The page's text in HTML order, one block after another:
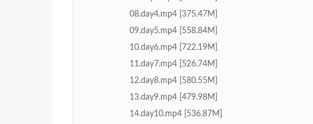
08.day4.mp4 [375.47M]
09.day5.mp4 [558.84M]
10.day6.mp4 [722.19M]
11.day7.mp4 [526.74M]
12.day8.mp4 [580.55M]
13.day9.mp4 [479.98M]
14.day10.mp4 [536.87M]